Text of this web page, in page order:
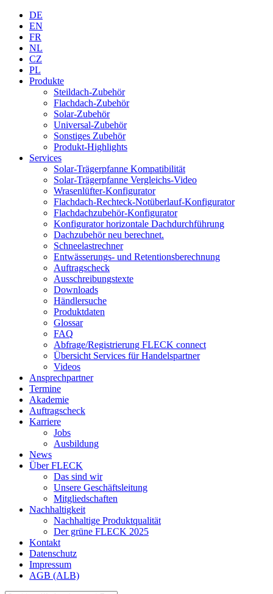
DE
EN
FR
NL
CZ
PL
Produkte
Steildach-Zubehör
Flachdach-Zubehör
Solar-Zubehör
Universal-Zubehör
Sonstiges Zubehör
Produkt-Highlights
Services
Solar-Trägerpfanne Kompatibilität
Solar-Trägerpfanne Vergleichs-Video
Wrasenlüfter-Konfigurator
Flachdach-Rechteck-Notüberlauf-Konfigurator
Flachdachzubehör-Konfigurator
Konfigurator horizontale Dachdurchführung
Dachzubehör neu berechnet.
Schneelastrechner
Entwässerungs- und Retentionsberechnung
Auftragscheck
Ausschreibungstexte
Downloads
Händlersuche
Produktdaten
Glossar
FAQ
Abfrage/Registrierung FLECK connect
Übersicht Services für Handelspartner
Videos
Ansprechpartner
Termine
Akademie
Auftragscheck
Karriere
Jobs
Ausbildung
News
Über FLECK
Das sind wir
Unsere Geschäftsleitung
Mitgliedschaften
Nachhaltigkeit
Nachhaltige Produktqualität
Der grüne FLECK 2025
Kontakt
Datenschutz
Impressum
AGB (ALB)